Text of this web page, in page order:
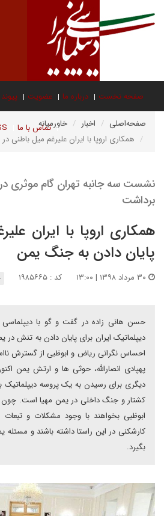
صفحه نخست درباره ما عضویت
تماس با ما صفحه‌اصلی اخبار
خاورمیانه
همکاری اروپا با ایران علیرغم میل باطنی
نشست سه جانبه تهران گام موثری
برداشت
همکاری اروپا با ایران
پایان دادن به جنگ یمن
کد : ۱۹۸۵۶۶۵
حسن هانی زاده در گفت و گو با دیپلماسی
دیپلماتیک ایران برای پایان دادن به تنش در
احساس نگرانی ریاض و ابوظبی از گسترش
پهپادی انصارالله، حوثی ها و ارتش یمن
دیگری برای رسیدن به یک پروسه دیپلماتیک
کشتار و جنگ داخلی در یمن مهیا است.
ابوظبی بخواهند با وجود مشکلات و
کارشکنی در این راستا داشته باشند و مسئله
بگیرد.